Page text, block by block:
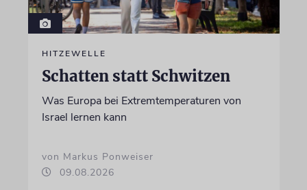
HITZEWELLE
Schatten statt Schwitzen
Was Europa bei Extremtemperaturen von
Israel lernen kann
von Markus Ponweiser
09.08.2026